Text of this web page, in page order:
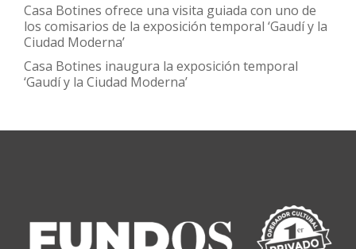
Casa Botines ofrece una visita guiada con uno de
los comisarios de la exposición temporal ‘Gaudí y la
Ciudad Moderna’
Casa Botines inaugura la exposición temporal
‘Gaudí y la Ciudad Moderna’